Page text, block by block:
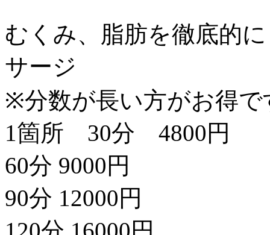
むくみ、脂肪を徹底的
サージ
※分数が長い方がお得で
1箇所 30分 4800円
60分 9000円
90分 12000円